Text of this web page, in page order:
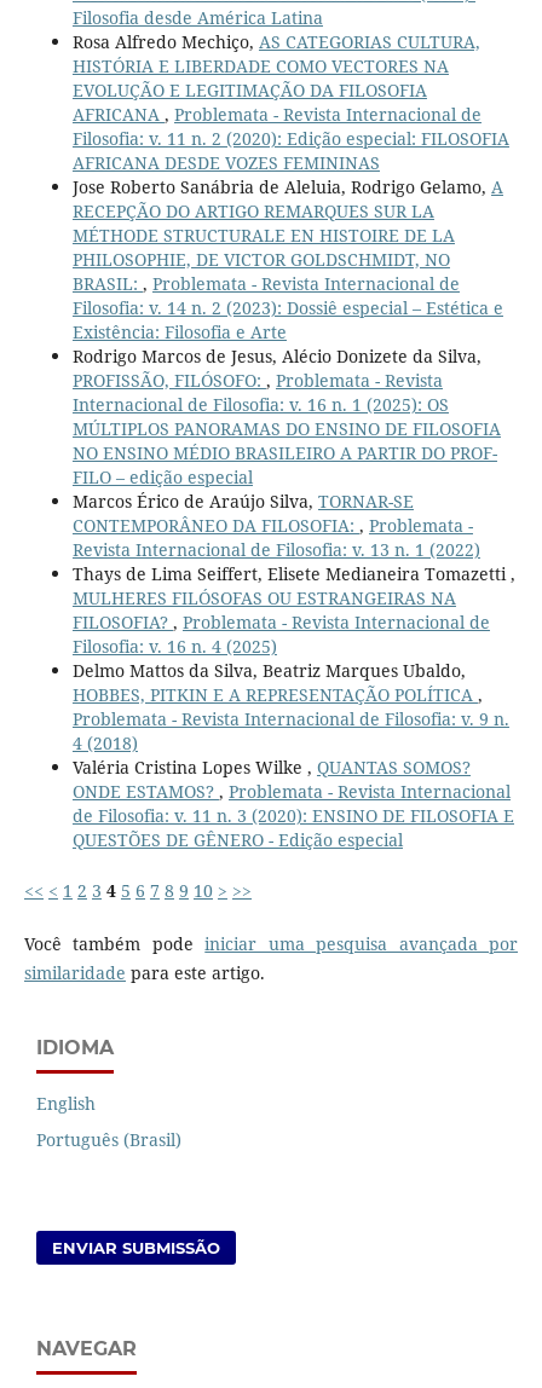
Filosofia desde América Latina
Rosa Alfredo Mechiço, AS CATEGORIAS CULTURA,
HISTÓRIA E LIBERDADE COMO VECTORES NA
EVOLUÇÃO E LEGITIMAÇÃO DA FILOSOFIA
AFRICANA , Problemata - Revista Internacional de
Filosofia: v. 11 n. 2 (2020): Edição especial: FILOSOFIA
AFRICANA DESDE VOZES FEMININAS
Jose Roberto Sanábria de Aleluia, Rodrigo Gelamo, A
RECEPÇÃO DO ARTIGO REMARQUES SUR LA
MÉTHODE STRUCTURALE EN HISTOIRE DE LA
PHILOSOPHIE, DE VICTOR GOLDSCHMIDT, NO
BRASIL: , Problemata - Revista Internacional de
Filosofia: v. 14 n. 2 (2023): Dossiê especial – Estética e
Existência: Filosofia e Arte
Rodrigo Marcos de Jesus, Alécio Donizete da Silva,
PROFISSÃO, FILÓSOFO: , Problemata - Revista
Internacional de Filosofia: v. 16 n. 1 (2025): OS
MÚLTIPLOS PANORAMAS DO ENSINO DE FILOSOFIA
NO ENSINO MÉDIO BRASILEIRO A PARTIR DO PROF-
FILO – edição especial
Marcos Érico de Araújo Silva, TORNAR-SE
CONTEMPORÂNEO DA FILOSOFIA: , Problemata -
Revista Internacional de Filosofia: v. 13 n. 1 (2022)
Thays de Lima Seiffert, Elisete Medianeira Tomazetti ,
MULHERES FILÓSOFAS OU ESTRANGEIRAS NA
FILOSOFIA? , Problemata - Revista Internacional de
Filosofia: v. 16 n. 4 (2025)
Delmo Mattos da Silva, Beatriz Marques Ubaldo,
HOBBES, PITKIN E A REPRESENTAÇÃO POLÍTICA ,
Problemata - Revista Internacional de Filosofia: v. 9 n.
4 (2018)
Valéria Cristina Lopes Wilke , QUANTAS SOMOS?
ONDE ESTAMOS? , Problemata - Revista Internacional
de Filosofia: v. 11 n. 3 (2020): ENSINO DE FILOSOFIA E
QUESTÕES DE GÊNERO - Edição especial
<< < 1 2 3 4 5 6 7 8 9 10 > >>
Você também podeiniciar uma pesquisa avançada por
similaridade para este artigo.
IDIOMA
English
Português (Brasil)
ENVIAR SUBMISSÃO
NAVEGAR